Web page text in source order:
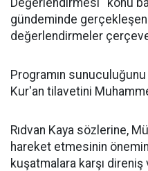
Değerlendirmesi'' konu
gündeminde
değerlendirmeler
Programın
Kur'an tilavetini
Rıdvan Kaya sözlerine,
hareket etmesinin
kuşatmalara karşı